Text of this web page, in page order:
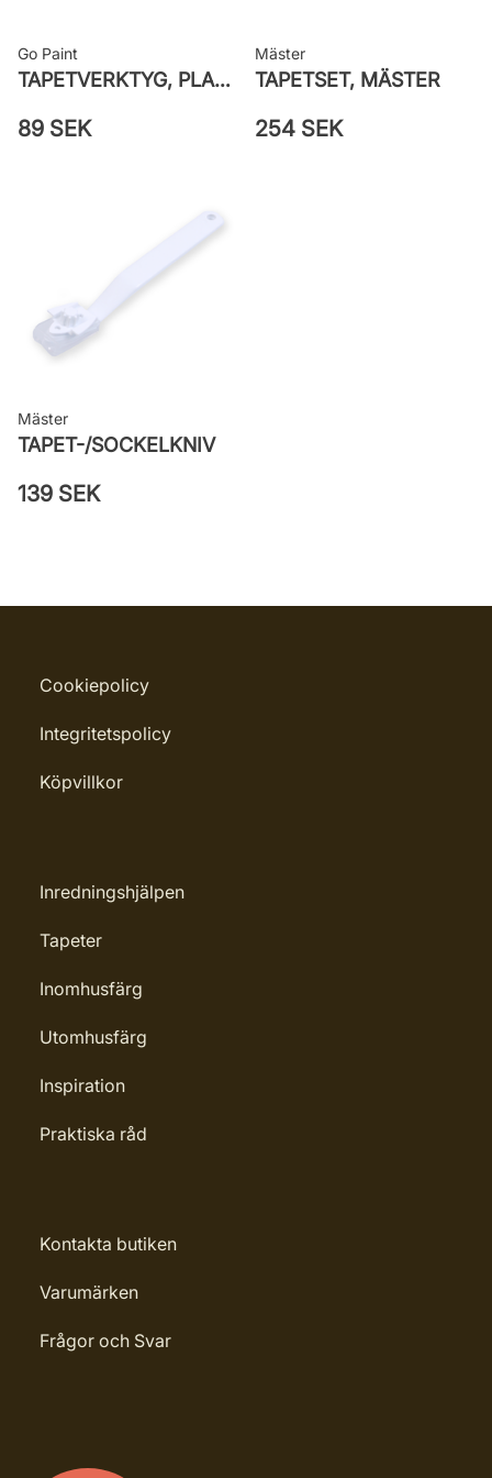
Go Paint
TAPETVERKTYG, PLAST GO PAINT
89 SEK
Mäster
TAPETSET, MÄSTER
254 SEK
Mäster
TAPET-/SOCKELKNIV
139 SEK
Cookiepolicy
Integritetspolicy
Köpvillkor
Inredningshjälpen
Tapeter
Inomhusfärg
Utomhusfärg
Inspiration
Praktiska råd
Kontakta butiken
Varumärken
Frågor och Svar